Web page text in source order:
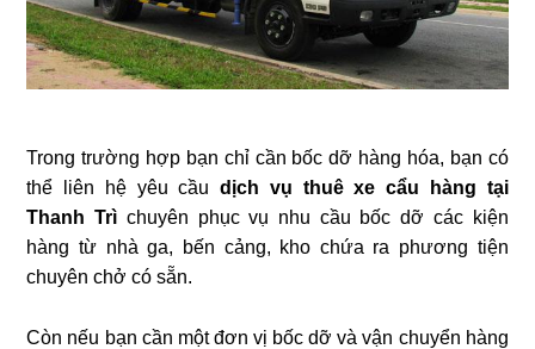
Trong trường hợp bạn chỉ cần bốc dỡ hàng hóa, bạn có
thể liên hệ yêu cầudịch vụ thuê xe cẩu hàng tại
Thanh Trì chuyên phục vụ nhu cầu bốc dỡ các kiện
hàng từ nhà ga, bến cảng, kho chứa ra phương tiện
chuyên chở có sẵn.
Còn nếu bạn cần một đơn vị bốc dỡ và vận chuyển hàng